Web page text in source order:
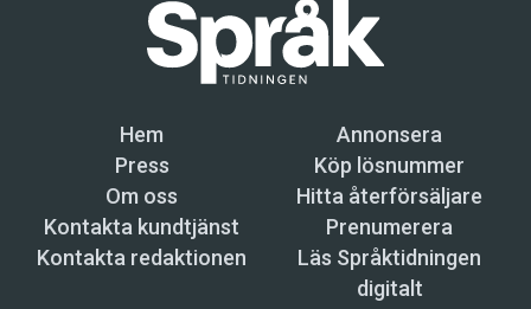
Hem
Annonsera
Press
Köp lösnummer
Om oss
Hitta återförsäljare
Kontakta kundtjänst
Prenumerera
Kontakta redaktionen
Läs Språktidningen
digitalt